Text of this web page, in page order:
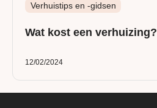
Verhuistips en -gidsen
Wat kost een verhuizing?
12/02/2024